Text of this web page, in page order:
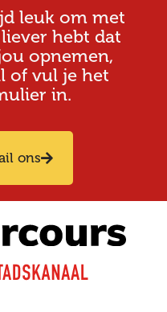
leuk om met
hebt dat
opnemen,
of vul je het
in.
ons